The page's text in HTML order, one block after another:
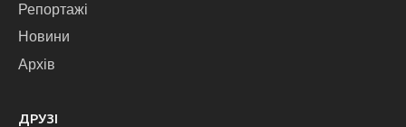
Репортажі
Новини
Архів
ДРУЗІ